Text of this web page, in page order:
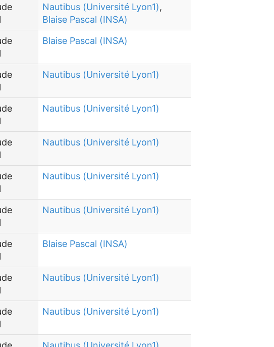
Nautibus (Université Lyon1),
Blaise Pascal (INSA)
Blaise Pascal (INSA)
Nautibus (Université Lyon1)
Nautibus (Université Lyon1)
Nautibus (Université Lyon1)
Nautibus (Université Lyon1)
Nautibus (Université Lyon1)
Blaise Pascal (INSA)
Nautibus (Université Lyon1)
Nautibus (Université Lyon1)